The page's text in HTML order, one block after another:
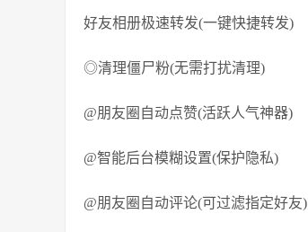
好友相册极速转发(一键快捷转发)
◎清理僵尸粉(无需打扰清理)
@朋友圈自动点赞(活跃人气神器)
@智能后台模糊设置(保护隐私)
@朋友圈自动评论(可过滤指定好友)